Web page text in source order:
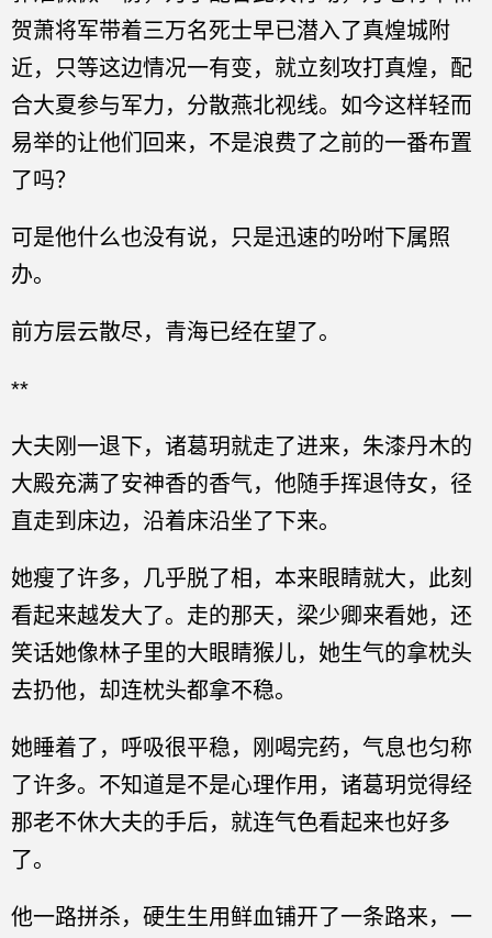
贺萧将军带着三万名死士早已潜入了真煌城附
近，只等这边情况一有变，就立刻攻打真煌，配
合大夏参与军力，分散燕北视线。如今这样轻而
易举的让他们回来，不是浪费了之前的一番布置
了吗？
可是他什么也没有说，只是迅速的吩咐下属照
办。
前方层云散尽，青海已经在望了。
**
大夫刚一退下，诸葛玥就走了进来，朱漆丹木的
大殿充满了安神香的香气，他随手挥退侍女，径
直走到床边，沿着床沿坐了下来。
她瘦了许多，几乎脱了相，本来眼睛就大，此刻
看起来越发大了。走的那天，梁少卿来看她，还
笑话她像林子里的大眼睛猴儿，她生气的拿枕头
去扔他，却连枕头都拿不稳。
她睡着了，呼吸很平稳，刚喝完药，气息也匀称
了许多。不知道是不是心理作用，诸葛玥觉得经
那老不休大夫的手后，就连气色看起来也好多
了。
他一路拼杀，硬生生用鲜血铺开了一条路来，一